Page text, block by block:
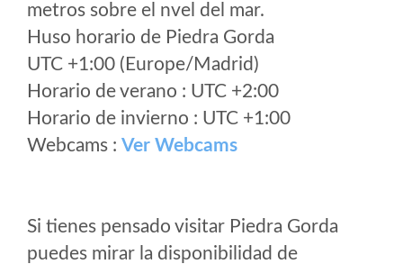
metros sobre el nvel del mar.
Huso horario de Piedra Gorda
UTC +1:00 (Europe/Madrid)
Horario de verano : UTC +2:00
Horario de invierno : UTC +1:00
Webcams : Ver Webcams
Si tienes pensado visitar Piedra Gorda
puedes mirar la disponibilidad de